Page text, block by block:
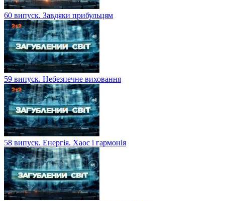
60 випуск. Завдяки прибульцям
59 випуск. Небезпечне виховання
58 випуск. Енергія. Хаос і гармонія